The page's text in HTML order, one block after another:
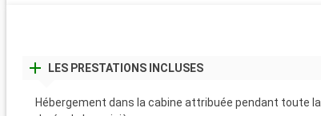
LES PRESTATIONS INCLUSES
Hébergement dans la cabine attribuée pendant toute la